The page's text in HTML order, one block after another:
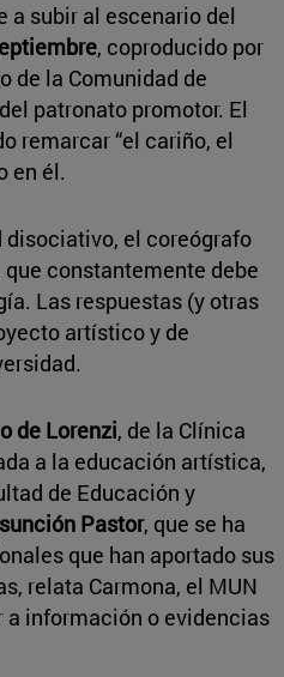
a subir al escenario del
, coproducido por
de la Comunidad de
patronato promotor. El
remarcar “el cariño, el
en él.
disociativo, el coreógrafo
constantemente debe
Las respuestas (y otras
artístico y de
de Lorenzi, de la Clínica
a la educación artística,
de Educación y
Pastor, que se ha
que han aportado sus
relata Carmona, el MUN
información o evidencias